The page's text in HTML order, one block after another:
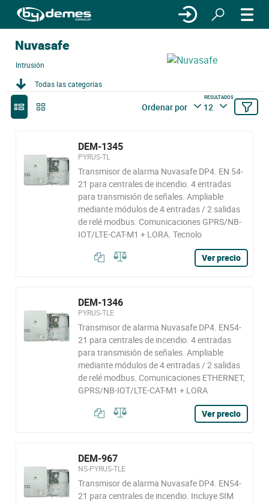
Nuvasafe
Intrusión
Todas las categorías
Ordenar por
RESULTADOS
12
DEM-1345
PYRUS-TL
Transmisor de alarma Nuvasafe DP4. EN 54-
21 para centrales de incendio. 4 entradas
para transmisión de señales. Ampliable
mediante módulos de 4 entradas / 2 salidas
de relé modbus. Comunicaciones GPRS/NB-
IOT/LTE-CAT-M1 + LORA. Tecnolo
Ver precio
DEM-1346
PYRUS-TLE
Transmisor de alarma Nuvasafe DP4. EN54-
21 para centrales de incendio. 4 entradas
para transmisión de señales. Ampliable
mediante módulos de 4 entradas / 2 salidas
de relé modbus. Comunicaciones ETHERNET,
GPRS/NB-IOT/LTE-CAT-M1 + LORA
Ver precio
DEM-967
NS-PYRUS-TLE
Transmisor de alarma Nuvasafe DP4. EN54-
21 para centrales de incendio. Incluye SIM